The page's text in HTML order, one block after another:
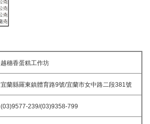
越穗香蛋糕工作坊
宜蘭縣羅東鎮體育路9號/宜蘭市女中路二段381號
(03)9577-239/(03)9358-799